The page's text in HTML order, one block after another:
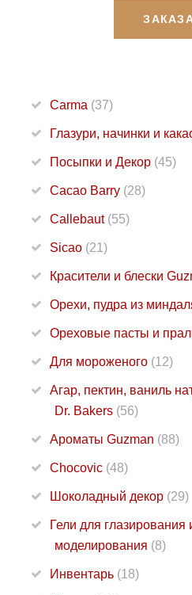
Carma (37)
Глазури, начинки и
Посыпки и Декор (45)
Cacao Barry (28)
Callebaut (55)
Sicao (21)
Красители и блески
Орехи, пудра из
Ореховые пасты и
Для мороженого (12)
Агар, пектин, ваниль
Dr. Bakers (56)
Ароматы Guzman (88)
Chocovic (48)
Шоколадный декор (29)
Гели для глазирования
моделирования (8)
Инвентарь (18)